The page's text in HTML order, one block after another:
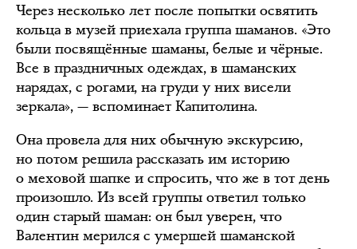
Через несколько лет после попытки освятить
кольца в музей приехала группа шаманов. «Это
были посвящённые шаманы, белые и чёрные.
Все в праздничных одеждах, в шаманских
нарядах, с рогами, на груди у них висели
зеркала», — вспоминает Капитолина.
Она провела для них обычную экскурсию,
но потом решила рассказать им историю
о меховой шапке и спросить, что же в тот день
произошло. Из всей группы ответил только
один старый шаман: он был уверен, что
Валентин мерился с умершей шаманской